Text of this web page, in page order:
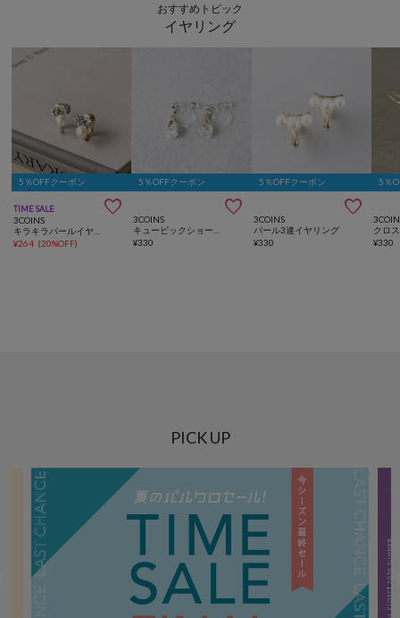
おすすめトピック
イヤリング
5％OFFクーポン
TIME SALE 
3COINS
¥264 (20%OFF)
5％OFFクーポン

3COINS
¥330
5％OFFクーポン

3COINS
パール3連イヤリング
¥330
5％
¥330
PICK UP